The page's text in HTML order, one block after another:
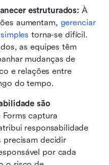
estruturados: À
aumentam, gerenciar
torna-se difícil.
as equipes têm
mudanças de
e relações entre
do tempo.
são
Forms captura
responsabilidade
precisam decidir
por cada